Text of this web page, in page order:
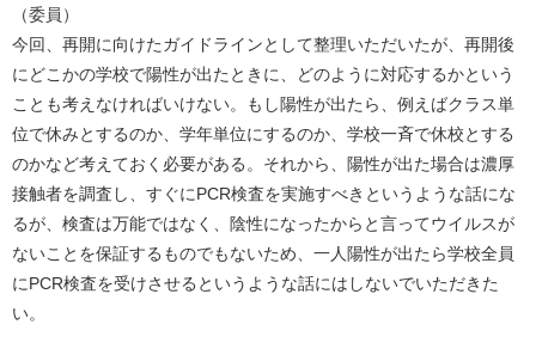
（委員）
今回、再開に向けたガイドラインとして整理いただいたが、再開後
にどこかの学校で陽性が出たときに、どのように対応するかという
ことも考えなければいけない。もし陽性が出たら、例えばクラス単
位で休みとするのか、学年単位にするのか、学校一斉で休校とする
のかなど考えておく必要がある。それから、陽性が出た場合は濃厚
接触者を調査し、すぐにPCR検査を実施すべきというような話にな
るが、検査は万能ではなく、陰性になったからと言ってウイルスが
ないことを保証するものでもないため、一人陽性が出たら学校全員
にPCR検査を受けさせるというような話にはしないでいただきた
い。